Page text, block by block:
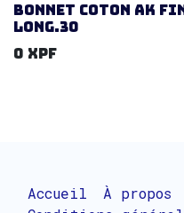
BONNET COTON AK
LONG.30
0 XPF
Accueil À propos